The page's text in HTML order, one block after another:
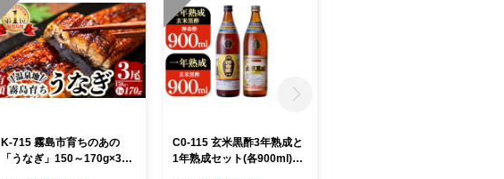
K-715 霧島市育ちのあの
「うなぎ」150～170g×3
C0-115 玄米黒酢3年熟成と
1年熟成セット(各900ml)